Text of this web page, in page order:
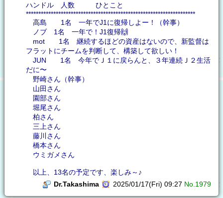
ハンドル 人数 ひとこと
********************************************************************
高島 1名 一年でJ1に復帰しよー！（幹事）
ノブ 1名 一年で！J1復帰🙌
mot 1名 継続するほどの資産はないので、新監督は
フラットにチームを判断して、構築して欲しい！
JUN 1名 今年でＪ１に戻らんと、３年連続Ｊ２生活
だに〜
野崎さん（幹事）
山田さん
園部さん
堀尾さん
柏さん
三上さん
藤川さん
橋本さん
ウミガメさん
以上、13名の予定です、楽しみ～♪
Dr.Takashima
2025/01/17(Fri) 09:27 No.1979